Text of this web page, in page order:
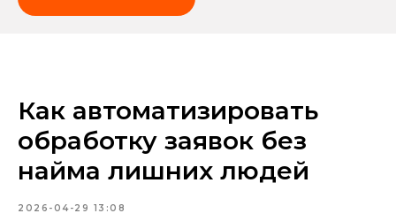
Как автоматизировать
обработку заявок без
найма лишних людей
2026-04-29 13:08